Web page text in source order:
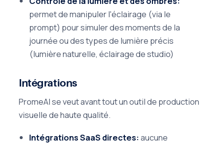
permet de manipuler l'éclairage (via le
prompt) pour simuler des moments de la
journée ou des types de lumière précis
(lumière naturelle, éclairage de studio)
Intégrations
PromeAI se veut avant tout un outil de production
visuelle de haute qualité.
Intégrations SaaS directes:aucune